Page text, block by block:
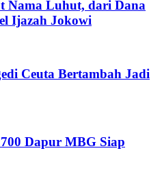
Nama Luhut, dari Dana
Ijazah Jokowi
Ceuta Bertambah Jadi
Dapur MBG Siap